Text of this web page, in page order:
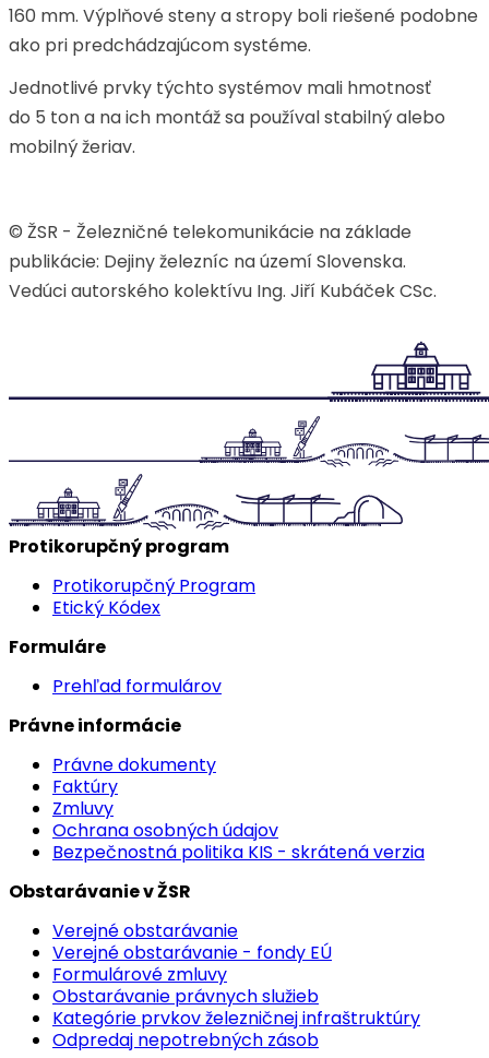
160 mm. Výplňové steny a stropy boli riešené podobne
ako pri predchádzajúcom systéme.
Jednotlivé prvky týchto systémov mali hmotnosť
do 5 ton a na ich montáž sa používal stabilný alebo
mobilný žeriav.
© ŽSR - Železničné telekomunikácie na základe
publikácie: Dejiny železníc na území Slovenska.
Vedúci autorského kolektívu Ing. Jiří Kubáček CSc.
Protikorupčný program
Protikorupčný Program
Etický Kódex
Formuláre
Prehľad formulárov
Právne informácie
Právne dokumenty
Faktúry
Zmluvy
Ochrana osobných údajov
Bezpečnostná politika KIS - skrátená verzia
Obstarávanie v ŽSR
Verejné obstarávanie
Verejné obstarávanie - fondy EÚ
Formulárové zmluvy
Obstarávanie právnych služieb
Kategórie prvkov železničnej infraštruktúry
Odpredaj nepotrebných zásob